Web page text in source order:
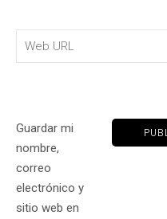
Guardar mi
nombre,
correo
electrónico y
sitio web en